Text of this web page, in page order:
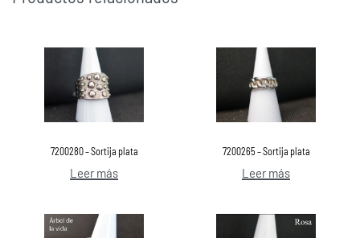
7200280 – Sortija plata
Leer más
7200265 – Sortija plata
Leer más